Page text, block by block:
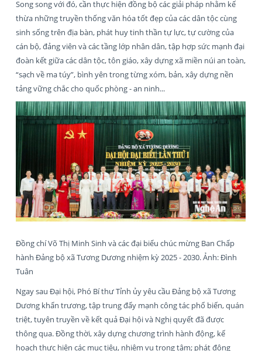
Song song với đó, cần thực hiện đồng bộ các giải pháp nhằm kế
thừa những truyền thống văn hóa tốt đẹp của các dân tộc cùng
sinh sống trên địa bàn, phát huy tinh thần tự lực, tự cường của
cán bộ, đảng viên và các tầng lớp nhân dân, tập hợp sức mạnh đại
đoàn kết giữa các dân tộc, tôn giáo, xây dựng xã miền núi an toàn,
“sạch về ma túy”, bình yên trong từng xóm, bản, xây dựng nền
tảng vững chắc cho quốc phòng - an ninh...
Đồng chí Võ Thị Minh Sinh và các đại biểu chúc mừng Ban Chấp
hành Đảng bộ xã Tương Dương nhiệm kỳ 2025 - 2030. Ảnh: Đình
Tuân
Ngay sau Đại hội, Phó Bí thư Tỉnh ủy yêu cầu Đảng bộ xã Tương
Dương khẩn trương, tập trung đẩy mạnh công tác phổ biến, quán
triệt, tuyên truyền về kết quả Đại hội và Nghị quyết đã được
thông qua. Đồng thời, xây dựng chương trình hành động, kế
hoạch thực hiện các mục tiêu, nhiệm vụ trọng tâm; phát động